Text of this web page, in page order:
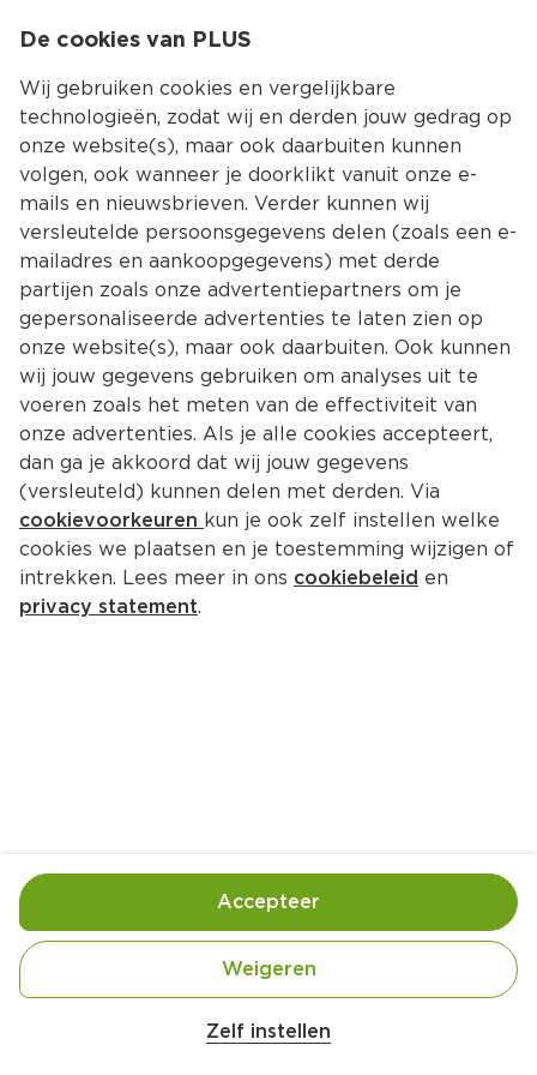
Kies jouw
Ingrediënten Bereiding
2 stuks Augurk
De cookies van PLUS
Wij gebruiken cookies en vergelijkbare
technologieën, zodat wij en derden jouw gedrag op
onze website(s), maar ook daarbuiten kunnen
volgen, ook wanneer je doorklikt vanuit onze e-
mails en nieuwsbrieven. Verder kunnen wij
versleutelde persoonsgegevens delen (zoals een e-
mailadres en aankoopgegevens) met derde
partijen zoals onze advertentiepartners om je
gepersonaliseerde advertenties te laten zien op
onze website(s), maar ook daarbuiten. Ook kunnen
wij jouw gegevens gebruiken om analyses uit te
voeren zoals het meten van de effectiviteit van
onze advertenties. Als je alle cookies accepteert,
dan ga je akkoord dat wij jouw gegevens
(versleuteld) kunnen delen met derden. Via
cookievoorkeuren kun je ook zelf instellen welke
cookies we plaatsen en je toestemming wijzigen of
intrekken. Lees meer in ons cookiebeleid en
privacy statement.
Zelf instellen
Weigeren
Accepteer